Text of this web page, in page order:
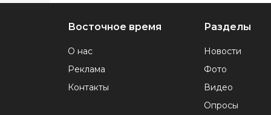
Восточное время
О нас
Реклама
Контакты
Разделы
Новости
Фото
Видео
Опросы